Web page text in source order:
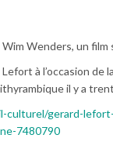
Wenders, un
à l’occasion de
il y a
gerard-
7480790